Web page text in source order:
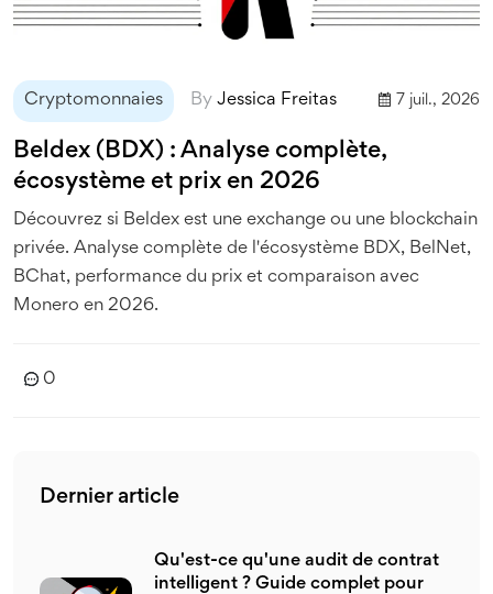
Cryptomonnaies By Jessica Freitas 7 juil., 2026
Beldex (BDX) : Analyse complète,
écosystème et prix en 2026
Découvrez si Beldex est une exchange ou une blockchain
privée. Analyse complète de l'écosystème BDX, BelNet,
BChat, performance du prix et comparaison avec
Monero en 2026.
0
Dernier article
Qu'est-ce qu'une audit de contrat
intelligent ? Guide complet pour